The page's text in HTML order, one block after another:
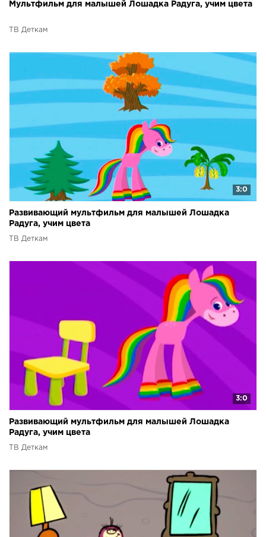
Мультфильм для малышей Лошадка Радуга, учим цвета
ТВ Деткам
3:0
Развивающий мультфильм для малышей Лошадка
Радуга, учим цвета
ТВ Деткам
3:0
Развивающий мультфильм для малышей Лошадка
Радуга, учим цвета
ТВ Деткам